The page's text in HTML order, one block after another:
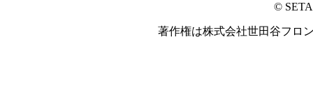
©
著作権は株式会社世田谷フロ